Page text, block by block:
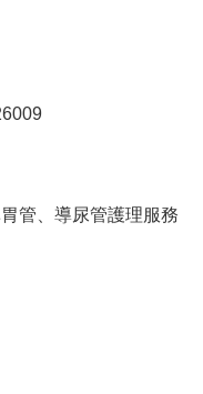
管、導尿管護理服務